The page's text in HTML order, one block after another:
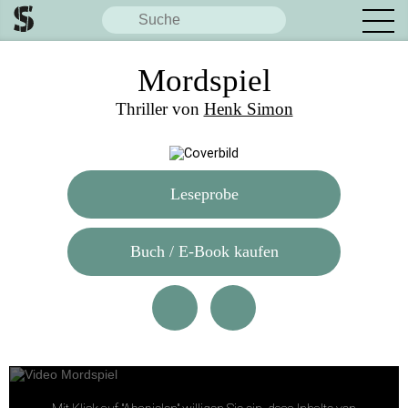
Mordspiel
Thriller von Henk Simon
Leseprobe
Buch / E-Book kaufen